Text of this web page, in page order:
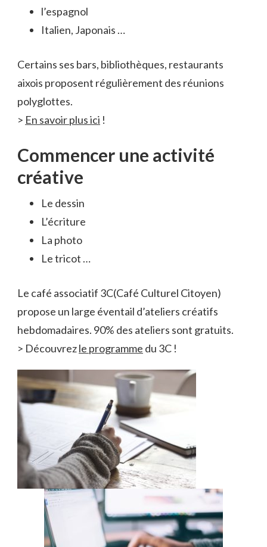
l’espagnol
Italien, Japonais …
Certains ses bars, bibliothèques, restaurants
aixois proposent régulièrement des réunions
polyglottes.
> En savoir plus ici !
Commencer une activité
créative
Le dessin
L’écriture
La photo
Le tricot …
Le café associatif 3C(Café Culturel Citoyen)
propose un large éventail d’ateliers créatifs
hebdomadaires. 90% des ateliers sont gratuits.
> Découvrezle programme du 3C !